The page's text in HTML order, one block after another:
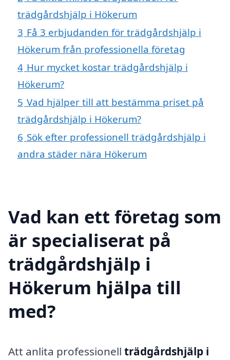
trädgårdshjälp i Hökerum
3 Få 3 erbjudanden för trädgårdshjälp i
Hökerum från professionella företag
4 Hur mycket kostar trädgårdshjälp i
Hökerum?
5 Vad hjälper till att bestämma priset på
trädgårdshjälp i Hökerum?
6 Sök efter professionell trädgårdshjälp i
andra städer nära Hökerum
Vad kan ett företag som
är specialiserat på
trädgårdshjälp i
Hökerum hjälpa till
med?
Att anlita professionell trädgårdshjälp i